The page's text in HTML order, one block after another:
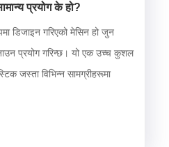
प्रयोग के हो?
डिजाइन गरिएको मेसिन हो जुन
प्रयोग गरिन्छ। यो एक उच्च कुशल
जस्ता विभिन्न सामग्रीहरूमा